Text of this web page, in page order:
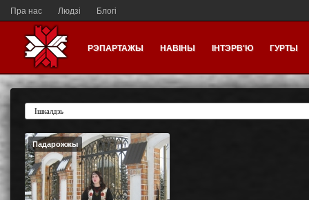
Пра нас Людзі Блогі
РЭПАРТАЖЫ НАВІНЫ ІНТЭРВ'Ю ГУРТЫ
Падарожжы